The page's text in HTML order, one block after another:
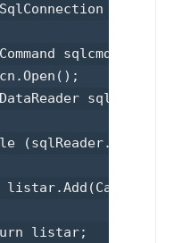
sqlcn
sqlcmd = new
sqlReader
(sqlReader.Read())
listar;